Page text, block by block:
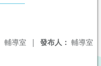
發布人： 輔導室
輔導室 |